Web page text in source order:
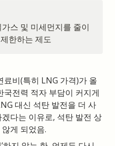
가스 및 미세먼지를 줄이
한하는 제도
료비(특히 LNG 가격)가 올
국전력 적자 부담이 커지게
대신 석탄 발전을 더 사
다는 이유로, 석탄 발전 상
게 되었음.